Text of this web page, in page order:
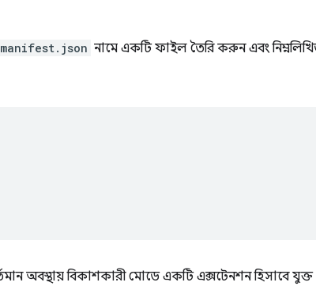
manifest.json নামে একটি ফাইল তৈরি করুন এবং
অবস্থায় বিকাশকারী মোডে একটি এক্সটেনশন হিসাবে